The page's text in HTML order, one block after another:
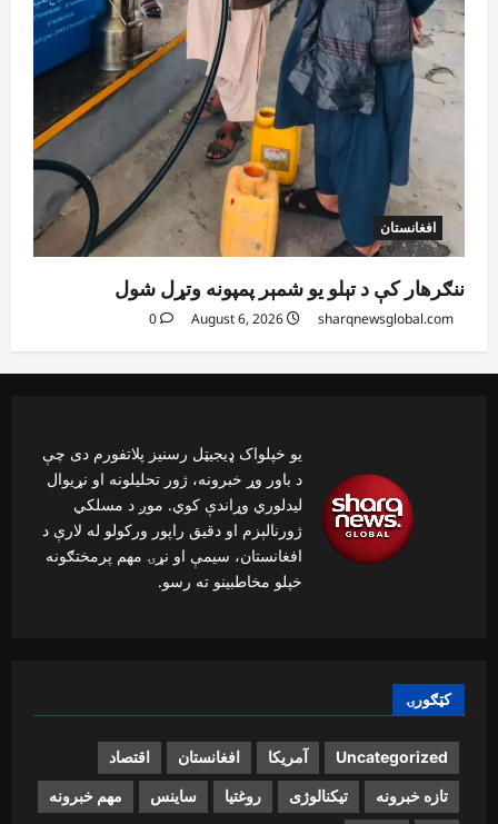
افغانستان
ننګرهار کې د تېلو یو شمېر پمپونه وتړل شول
sharqnewsglobal.com
0
یو خپلواک ډیجیټل رسنیز پلاتفورم دی چې
د باور وړ خبرونه، ژور تحلیلونه او نړیوال
لیدلوري وړاندې کوي. موږ د مسلکي
ژورنالېزم او دقیق راپور ورکولو له لارې د
افغانستان، سیمې او نړۍ مهم پرمختګونه
خپلو مخاطبینو ته رسو.
کټګورۍ
Uncategorized آمریکا افغانستان اقتصاد
تازه خبرونه تیکنالوژی روغتیا ساینس مهم خبرونه